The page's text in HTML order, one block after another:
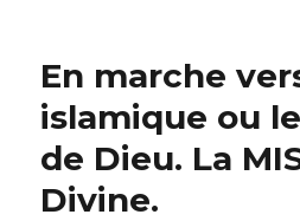
En marche
islamique ou
de Dieu. La
Divine.